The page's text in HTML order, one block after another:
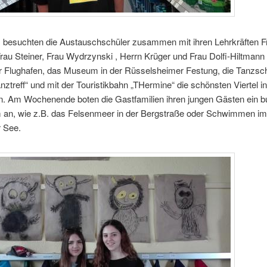
die Austauschschüler zusammen mit ihren Lehrkräften
Steiner, Frau Wydrzynski , Herrn Krüger und Frau Dolfi-Hiltmann
Flughafen, das Museum in der Rüsselsheimer Festung, die
und mit der Touristikbahn „THermine“ die schönsten Viertel in
Am Wochenende boten die Gastfamilien ihren jungen Gästen ein
wie z.B. das Felsenmeer in der Bergstraße oder Schwimmen im
See.